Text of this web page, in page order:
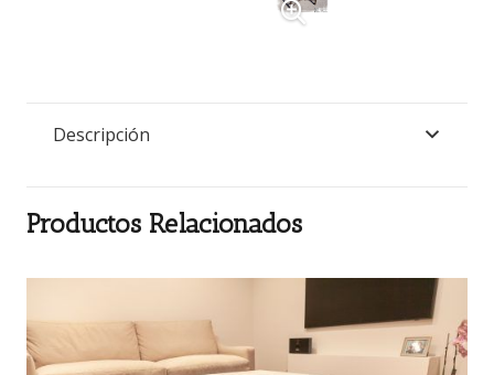
Descripción
Productos Relacionados